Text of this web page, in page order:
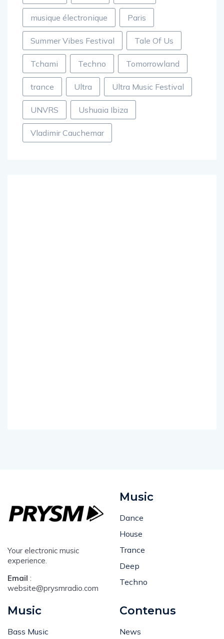
musique électronique Paris
Summer Vibes Festival Tale Of Us
Tchami Techno Tomorrowland
trance Ultra Ultra Music Festival
UNVRS Ushuaia Ibiza
Vladimir Cauchemar
Your electronic music
experience.
Email :
website@prysmradio.com
Music
Dance
House
Trance
Deep
Techno
Music
Bass Music
Contenus
News